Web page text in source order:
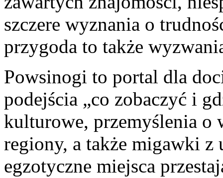
szczere wyznania o
przygoda to także
Powsinogi to portal dla
podejścia „co zobaczyć i
kulturowe, przemyślenia o
regiony, a także migawki
egzotyczne miejsca